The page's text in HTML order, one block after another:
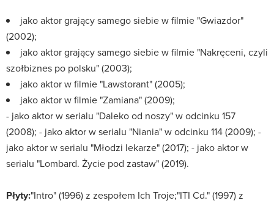
jako aktor grający samego siebie w filmie "Gwiazdor"
(2002);
jako aktor grający samego siebie w filmie "Nakręceni, czyli
szołbiznes po polsku" (2003);
jako aktor w filmie "Lawstorant" (2005);
jako aktor w filmie "Zamiana" (2009);
- jako aktor w serialu "Daleko od noszy" w odcinku 157
(2008); - jako aktor w serialu "Niania" w odcinku 114 (2009); -
jako aktor w serialu "Młodzi lekarze" (2017); - jako aktor w
serialu "Lombard. Życie pod zastaw" (2019).
Płyty:"Intro" (1996) z zespołem Ich Troje;"ITI Cd." (1997) z